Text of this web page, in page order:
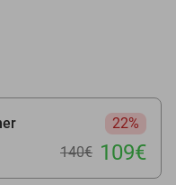
22%
140€ 109€